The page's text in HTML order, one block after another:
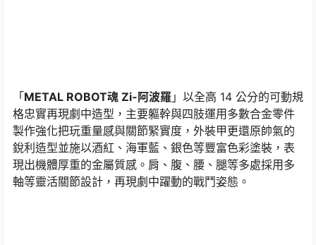
「METAL ROBOT魂 Zi-阿波羅 」以全高 14 公分的可動規
格忠實再現劇中造型，主要軀幹與四肢運用多數合金零件
製作強化把玩重量感與關節緊實度，外裝甲更還原帥氣的
銳利造型並施以酒紅、海軍藍、銀色等豐富色彩塗裝，表
現出機體厚重的金屬質感。肩、腹、腰、腿等多處採用多
軸等靈活關節設計，再現劇中躍動的戰鬥姿態。